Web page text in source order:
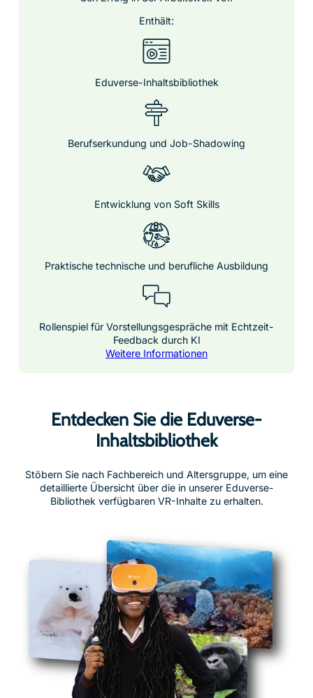
Enthält:
Eduverse-Inhaltsbibliothek
Berufserkundung und Job-Shadowing
Entwicklung von Soft Skills
Praktische technische und berufliche Ausbildung
Rollenspiel für Vorstellungsgespräche mit Echtzeit-
Feedback durch KI
Weitere Informationen
Entdecken Sie die Eduverse-
Inhaltsbibliothek
Stöbern Sie nach Fachbereich und Altersgruppe, um eine
detaillierte Übersicht über die in unserer Eduverse-
Bibliothek verfügbaren VR-Inhalte zu erhalten.